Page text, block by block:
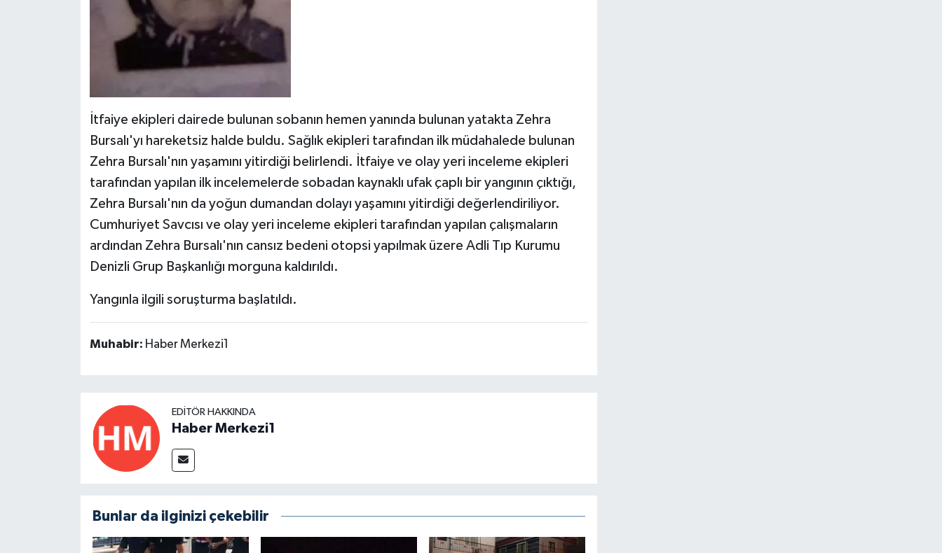
İtfaiye ekipleri dairede bulunan sobanın hemen yanında bulunan yatakta Zehra
Bursalı'yı hareketsiz halde buldu. Sağlık ekipleri tarafından ilk müdahalede bulunan
Zehra Bursalı'nın yaşamını yitirdiği belirlendi. İtfaiye ve olay yeri inceleme ekipleri
tarafından yapılan ilk incelemelerde sobadan kaynaklı ufak çaplı bir yangının çıktığı,
Zehra Bursalı'nın da yoğun dumandan dolayı yaşamını yitirdiği değerlendiriliyor.
Cumhuriyet Savcısı ve olay yeri inceleme ekipleri tarafından yapılan çalışmaların
ardından Zehra Bursalı'nın cansız bedeni otopsi yapılmak üzere Adli Tıp Kurumu
Denizli Grup Başkanlığı morguna kaldırıldı.
Yangınla ilgili soruşturma başlatıldı.
Muhabir: Haber Merkezi1
EDITÖR HAKKINDA
Haber Merkezi1
Bunlar da ilginizi çekebilir